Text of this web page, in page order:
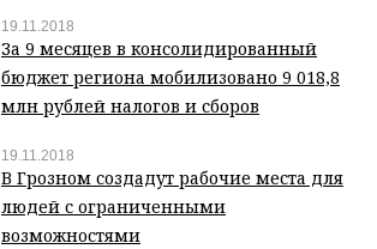
19.11.2018
За 9 месяцев в консолидированный
бюджет региона мобилизовано 9 018,8
млн рублей налогов и сборов
19.11.2018
В Грозном создадут рабочие места для
людей с ограниченными
возможностями